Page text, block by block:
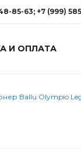
85-63; +7 (999)
63; +7 (999) 585-36-65
И ОПЛАТА
Ballu Olympio